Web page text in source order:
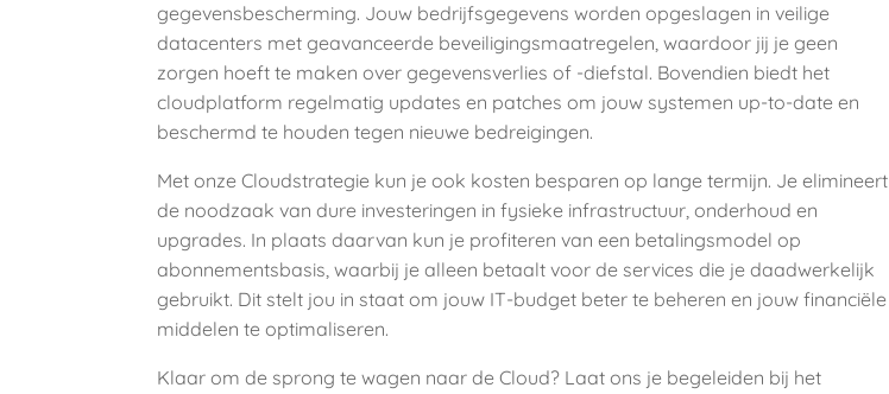
gegevensbescherming. Jouw bedrijfsgegevens worden opgeslagen in veilige
datacenters met geavanceerde beveiligingsmaatregelen, waardoor jij je geen
zorgen hoeft te maken over gegevensverlies of -diefstal. Bovendien biedt het
cloudplatform regelmatig updates en patches om jouw systemen up-to-date en
beschermd te houden tegen nieuwe bedreigingen.
Met onze Cloudstrategie kun je ook kosten besparen op lange termijn. Je elimineert
de noodzaak van dure investeringen in fysieke infrastructuur, onderhoud en
upgrades. In plaats daarvan kun je profiteren van een betalingsmodel op
abonnementsbasis, waarbij je alleen betaalt voor de services die je daadwerkelijk
gebruikt. Dit stelt jou in staat om jouw IT-budget beter te beheren en jouw financiële
middelen te optimaliseren.
Klaar om de sprong te wagen naar de Cloud? Laat ons je begeleiden bij het